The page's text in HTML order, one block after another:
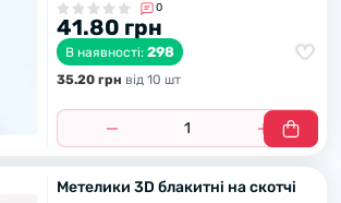
0
41.80 грн
В наявності: 298
35.20 грн вiд 10 шт
Метелики 3D блакитні на скотчі